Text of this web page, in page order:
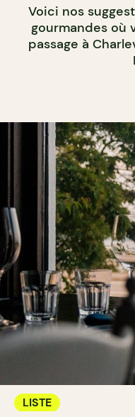
Voici nos
gourmandes où
passage à
LISTE